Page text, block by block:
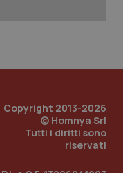
Copyright 2013-2026
© Homnya Srl
Tutti i diritti sono
riservati
Google LLC
.quotidianosanita.it
1
mese